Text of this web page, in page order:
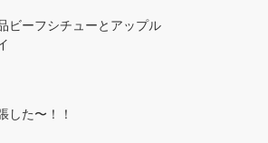
ビーフシチューとアップル
した〜！！